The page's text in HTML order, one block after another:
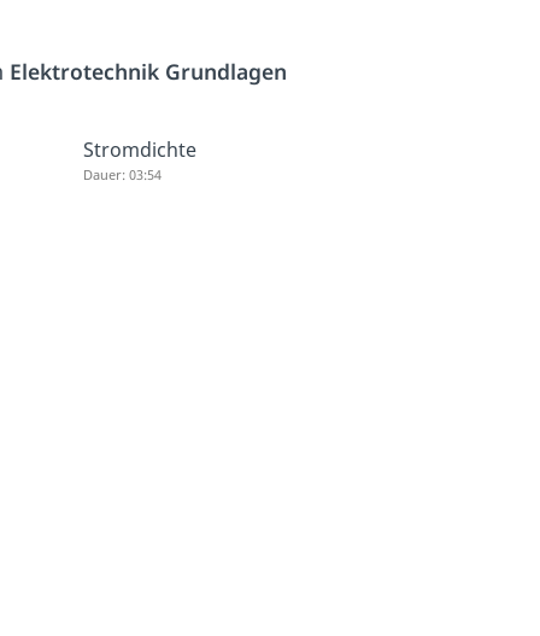
Elektrotechnik Grundlagen
Stromdichte
Dauer: 03:54